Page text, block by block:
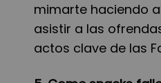
mimarte haciendo
asistir a las
actos clave de las